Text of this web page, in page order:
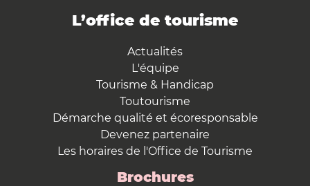
L’office de tourisme
Actualités
L'équipe
Tourisme & Handicap
Toutourisme
Démarche qualité et écoresponsable
Devenez partenaire
Les horaires de l'Office de Tourisme
Brochures